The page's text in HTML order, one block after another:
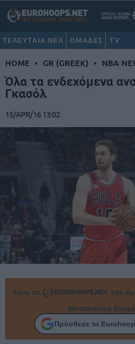
ΤΕΛΕΥΤΑΙΑ ΝΕΑ ΟΜΑΔΕΣ TV
HOME • GR (GREEK) • NBA
Όλα τα ενδεχόμενα
Γκασόλ
15/APR/16 13:02
Κάνε το
την
Μπασκετική
Πρόσθεσε το